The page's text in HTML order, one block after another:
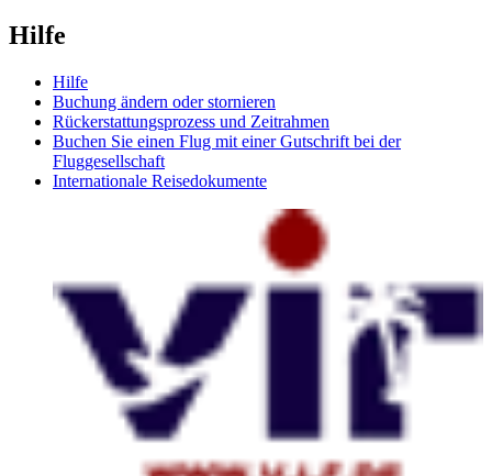
Hilfe
Hilfe
Buchung ändern oder stornieren
Rückerstattungsprozess und Zeitrahmen
Buchen Sie einen Flug mit einer Gutschrift bei der
Fluggesellschaft
Internationale Reisedokumente